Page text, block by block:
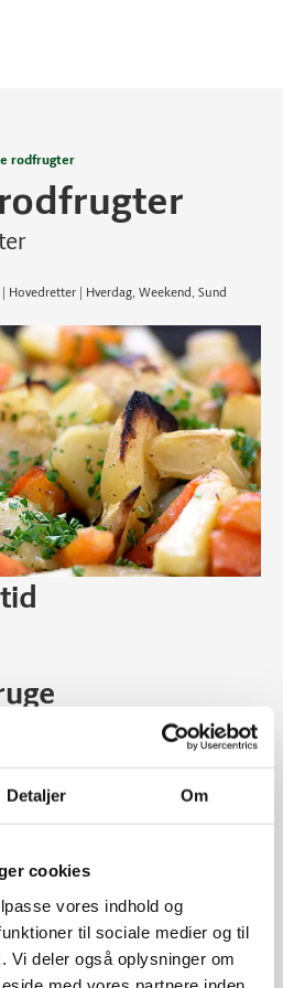
Detaljer Om
cookies
vores indhold og
til sociale medier og til
Vi deler også oplysninger om
rodfrugter
Hovedretter | Hverdag, Weekend, Sund